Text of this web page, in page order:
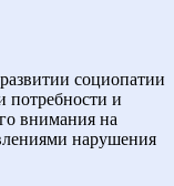
социопатии
потребности и
внимания на
нарушения